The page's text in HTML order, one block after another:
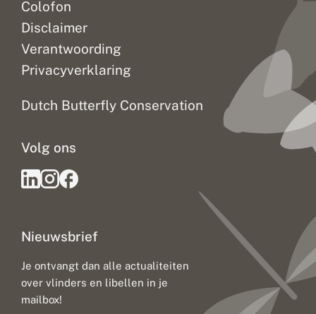
Colofon
Disclaimer
Verantwoording
Privacyverklaring
Dutch Butterfly Conservation
Nieuwsbrief
Je ontvangt dan alle actualiteiten
over vlinders en libellen in je
mailbox!
Volg ons